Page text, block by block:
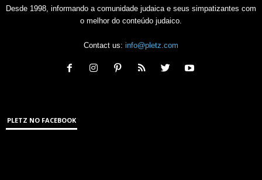
Desde 1998, informando a comunidade judaica e seus simpatizantes com
o melhor do conteúdo judaico.
Contact us: info@pletz.com
PLETZ NO FACEBOOK